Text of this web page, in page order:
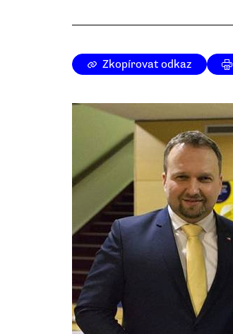
Zkopírovat odkaz